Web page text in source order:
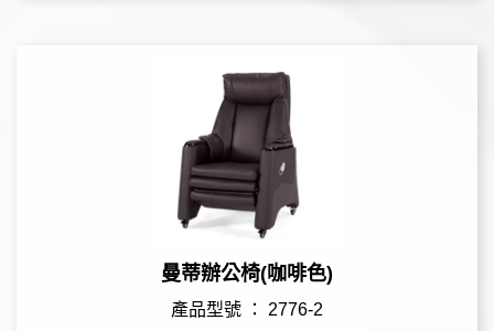
曼蒂辦公椅(咖啡色)
產品型號 ： 2776-2